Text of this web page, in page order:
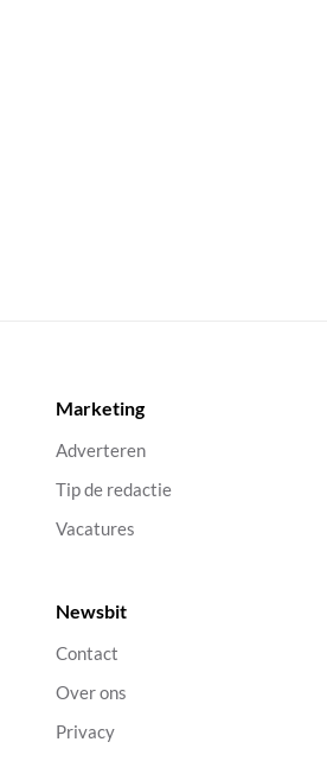
Marketing
Adverteren
Tip de redactie
Vacatures
Newsbit
Contact
Over ons
Privacy